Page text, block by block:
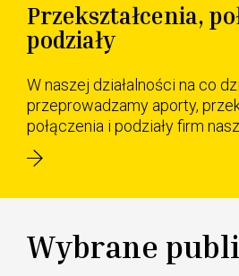
Przekształcenia,
podziały
W naszej działalności na co
przeprowadzamy aporty,
połączenia i podziały firm
Wybrane